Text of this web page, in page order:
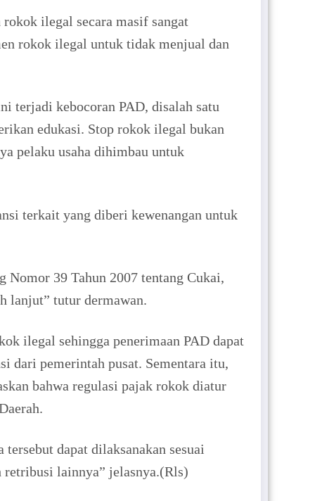
rokok ilegal secara masif sangat
rokok ilegal untuk tidak menjual dan
terjadi kebocoran PAD, disalah satu
edukasi. Stop rokok ilegal bukan
pelaku usaha dihimbau untuk
terkait yang diberi kewenangan untuk
Nomor 39 Tahun 2007 tentang Cukai,
lanjut” tutur dermawan.
ilegal sehingga penerimaan PAD dapat
dari pemerintah pusat. Sementara itu,
bahwa regulasi pajak rokok diatur
dapat dilaksanakan sesuai
retribusi lainnya” jelasnya.(Rls)